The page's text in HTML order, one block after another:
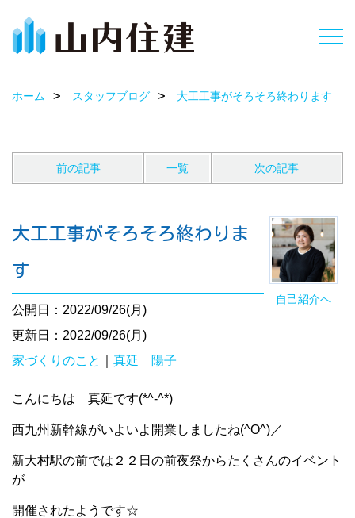
ホーム スタッフブログ 大工工事がそろそろ終わります
前の記事 一覧 次の記事
自己紹介へ
大工工事がそろそろ終わりま
す
公開日：2022/09/26(月)
更新日：2022/09/26(月)
家づくりのこと
真延 陽子
こんにちは 真延です(*^-^*)
西九州新幹線がいよいよ開業しましたね(^O^)／
新大村駅の前では２２日の前夜祭からたくさんのイベント
が
開催されたようです☆